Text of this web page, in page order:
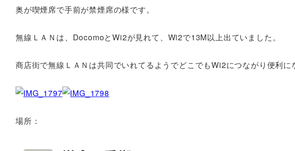
奥が喫煙席で手前が禁煙席の様です。
無線ＬＡＮは、DocomoとWi2が見れて、Wi2で13M以上出ていました。
商店街で無線ＬＡＮは共同でいれてるようでどこでもWi2につながり便利に
場所：